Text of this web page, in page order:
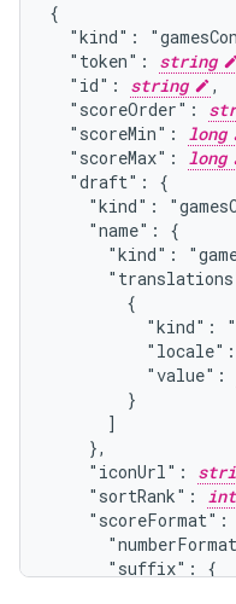
{
"kind":
  "token":
string
  "id":
string
,
  "scoreOrder":
  "scoreMin":
long
  "scoreMax":
long
  "draft": {
"kind":
    "name": {
"kind":
        {
"kind":
          "locale":
          "value":
        }
      ]
    },
    "iconUrl":
    "sortRank":
"scoreFormat":
      "suffix": {